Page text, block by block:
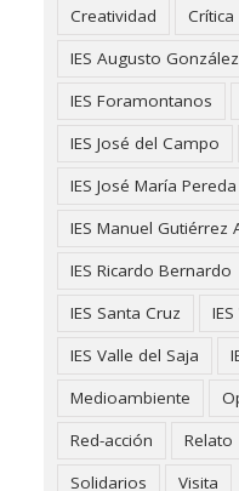
Creatividad
Crítica
IES Augusto
IES Foramontanos
IES José del Campo
IES José María Pereda
IES Manuel Gutiérrez
IES Ricardo Bernardo
IES Santa Cruz
IES Valle del Saja
Medioambiente
Red-acción
Relato
Solidarios
Visita